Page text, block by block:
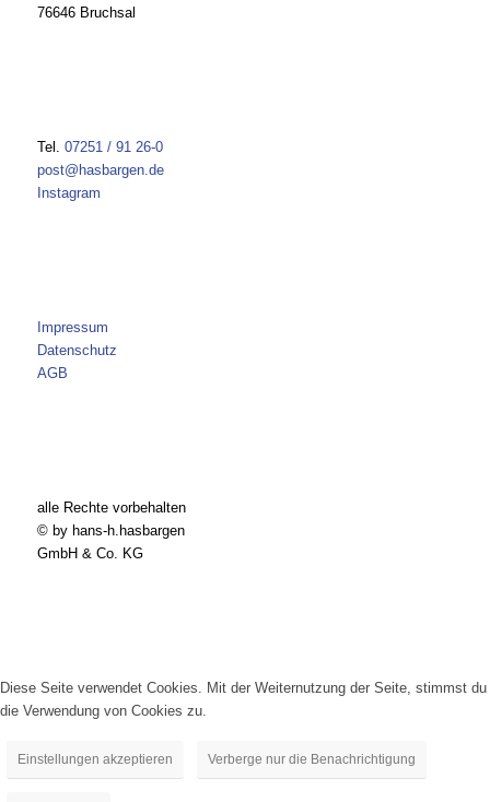
76646 Bruchsal
Tel. 07251 / 91 26-0
post@hasbargen.de
Instagram
Impressum
Datenschutz
AGB
alle Rechte vorbehalten
© by hans-h.hasbargen
GmbH & Co. KG
Diese Seite verwendet Cookies. Mit der Weiternutzung der Seite, stimmst du
die Verwendung von Cookies zu.
Einstellungen akzeptieren Verberge nur die Benachrichtigung